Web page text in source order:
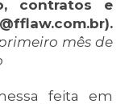
contratos e
mês de
feita em